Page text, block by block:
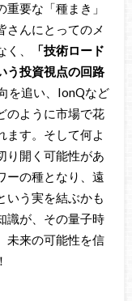
要な「種まき」
さんにとってのメ
、
「技術ロード
投資視点の回路
を追い、IonQなど
のように市場で花
ます。そして何よ
り開く可能性があ
ーの種となり、遠
いう実を結ぶかも
識が、その量子時
未来の可能性を信